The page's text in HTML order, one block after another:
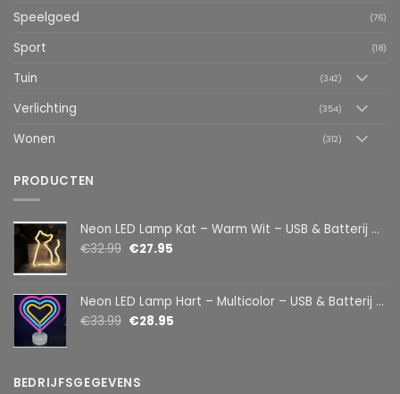
Speelgoed (76)
Sport (18)
Tuin (342)
Verlichting (354)
Wonen (312)
PRODUCTEN
Neon LED Lamp Kat – Warm Wit – USB & Batterij – Decoratieve Tafellamp voor Kinderkamer – 28,5 x 24,5 cm
€32.99 €27.95
Neon LED Lamp Hart – Multicolor – USB & Batterij – Hartvormige Sfeerlamp – Kinderkamer & Slaapkamer – 25,2 x 23 cm
€33.99 €28.95
BEDRIJFSGEGEVENS